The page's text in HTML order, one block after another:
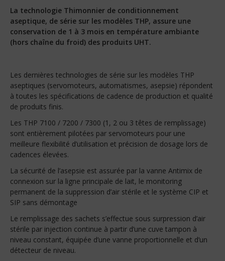
La technologie Thimonnier de conditionnement
aseptique, de série sur les modèles THP, assure une
conservation de 1 à 3 mois en température ambiante
(hors chaîne du froid) des produits UHT.
Les dernières technologies de série sur les modèles THP
aseptiques (servomoteurs, automatismes, asepsie) répondent
à toutes les spécifications de cadence de production et qualité
de produits finis.
Les THP 7100 / 7200 / 7300 (1, 2 ou 3 têtes de remplissage)
sont entièrement pilotées par servomoteurs pour une
meilleure flexibilité d’utilisation et précision de dosage lors de
cadences élevées.
La sécurité de l’asepsie est assurée par la vanne Antimix de
connexion sur la ligne principale de lait, le monitoring
permanent de la suppression d’air stérile et le système CIP et
SIP sans démontage
Le remplissage des sachets s’effectue sous surpression d’air
stérile par injection continue à partir d’une cuve tampon à
niveau constant, équipée d’une vanne proportionnelle et d’un
détecteur de niveau.